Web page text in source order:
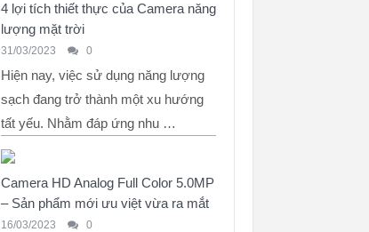
4 lợi tích thiết thực của Camera năng
lượng mặt trời
31/03/2023 0
Hiện nay, việc sử dụng năng lượng
sạch đang trở thành một xu hướng
tất yếu. Nhằm đáp ứng nhu …
Camera HD Analog Full Color 5.0MP
– Sản phẩm mới ưu việt vừa ra mắt
16/03/2023 0